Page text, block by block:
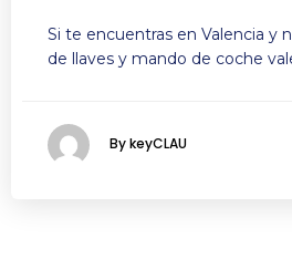
Si te encuentras en Valencia y
de llaves y mando de coche
By keyCLAU